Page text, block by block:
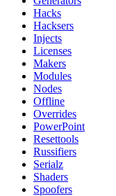
Hacks
Hacksers
Injects
Licenses
Makers
Modules
Nodes
Offline
Overrides
PowerPoint
Resettools
Russifiers
Serialz
Shaders
Spoofers